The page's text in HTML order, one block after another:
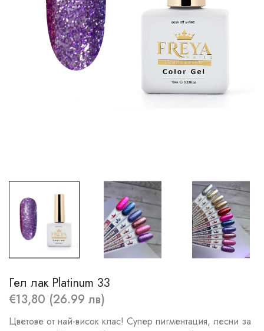
Гел лак Platinum 33
€13,80 (26.99 лв)
Цветове от най-висок клас! Супер пигментация, лесни за